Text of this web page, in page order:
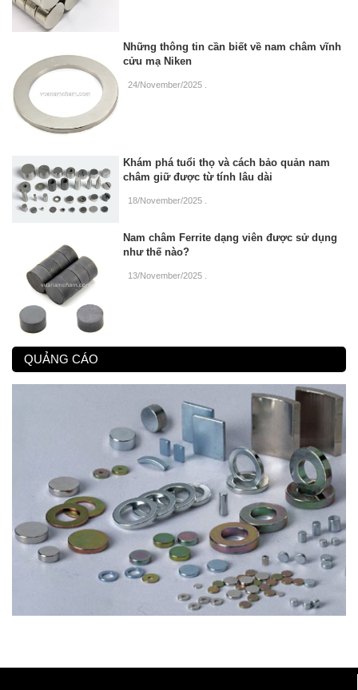
Những thông tin cần biết về nam châm vĩnh
cửu mạ Niken
24/November/2025
Khám phá tuổi thọ và cách bảo quản nam
châm giữ được từ tính lâu dài
18/November/2025
Nam châm Ferrite dạng viên được sử dụng
như thế nào?
13/November/2025
QUẢNG CÁO